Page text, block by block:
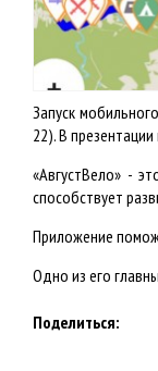
Запуск
22). В
«АвгустВело» -
способствует
Приложение
Одно из его
Поделиться: